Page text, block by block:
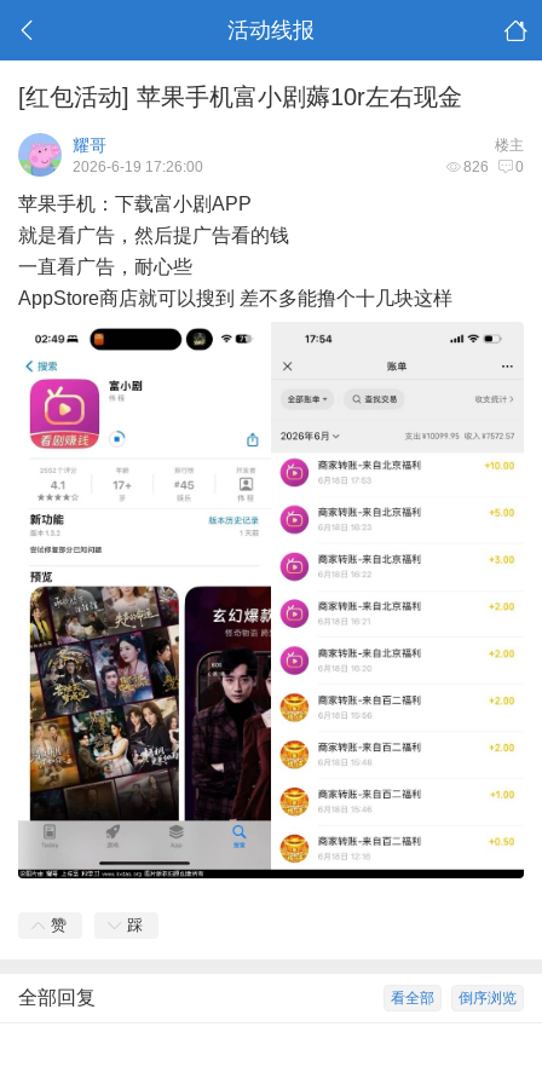
活动线报
[红包活动] 苹果手机富小剧薅10r左右现金
楼主
耀哥
826 0
2026-6-19 17:26:00
苹果手机：下载富小剧APP
就是看广告，然后提广告看的钱
一直看广告，耐心些
AppStore商店就可以搜到 差不多能撸个十几块这样
赞 踩
倒序浏览
看全部
全部回复